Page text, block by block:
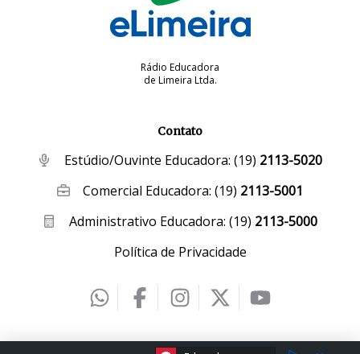
Rádio Educadora
de Limeira Ltda.
Contato
Estúdio/Ouvinte Educadora: (19) 2113-5020
Comercial Educadora:(19) 2113-5001
Administrativo Educadora: (19) 2113-5000
Política de Privacidade